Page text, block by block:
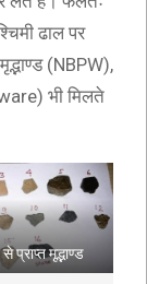
ढाल पर
(NBPW),
भी मिलते
प्राप्त मृद्भाण्ड